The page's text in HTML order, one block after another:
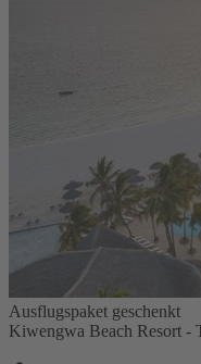
Ausflugspaket geschenkt
Kiwengwa Beach Resort -